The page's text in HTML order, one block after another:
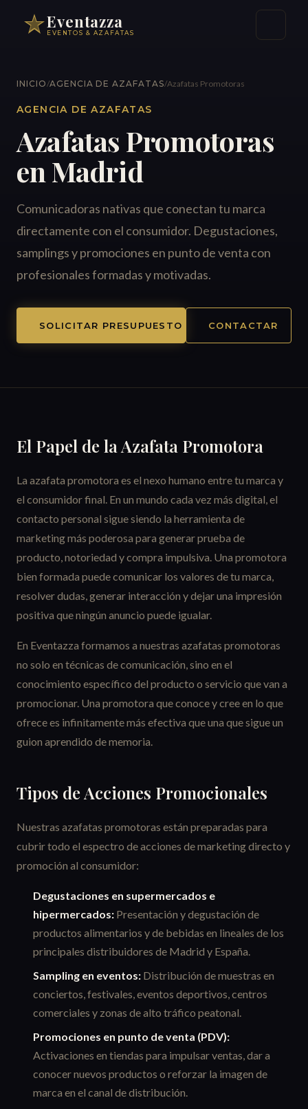
Eventazza
EVENTOS & AZAFATAS
INICIO/AGENCIA DE AZAFATAS/Azafatas Promotoras
AGENCIA DE AZAFATAS
Azafatas Promotoras
en Madrid
Comunicadoras nativas que conectan tu marca
directamente con el consumidor. Degustaciones,
samplings y promociones en punto de venta con
profesionales formadas y motivadas.
SOLICITAR PRESUPUESTO CONTACTAR
El Papel de la Azafata Promotora
La azafata promotora es el nexo humano entre tu marca y
el consumidor final. En un mundo cada vez más digital, el
contacto personal sigue siendo la herramienta de
marketing más poderosa para generar prueba de
producto, notoriedad y compra impulsiva. Una promotora
bien formada puede comunicar los valores de tu marca,
resolver dudas, generar interacción y dejar una impresión
positiva que ningún anuncio puede igualar.
En Eventazza formamos a nuestras azafatas promotoras
no solo en técnicas de comunicación, sino en el
conocimiento específico del producto o servicio que van a
promocionar. Una promotora que conoce y cree en lo que
ofrece es infinitamente más efectiva que una que sigue un
guion aprendido de memoria.
Tipos de Acciones Promocionales
Nuestras azafatas promotoras están preparadas para
cubrir todo el espectro de acciones de marketing directo y
promoción al consumidor:
Degustaciones en supermercados e
hipermercados: Presentación y degustación de
productos alimentarios y de bebidas en lineales de los
principales distribuidores de Madrid y España.
Sampling en eventos: Distribución de muestras en
conciertos, festivales, eventos deportivos, centros
comerciales y zonas de alto tráfico peatonal.
Promociones en punto de venta (PDV):
Activaciones en tiendas para impulsar ventas, dar a
conocer nuevos productos o reforzar la imagen de
marca en el canal de distribución.